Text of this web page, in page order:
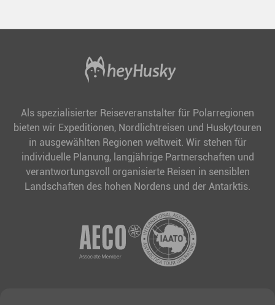
Als spezialisierter Reiseveranstalter für Polarregionen
bieten wir Expeditionen, Nordlichtreisen und Huskytouren
in ausgewählten Regionen weltweit. Wir stehen für
individuelle Planung, langjährige Partnerschaften und
verantwortungsvoll organisierte Reisen in sensiblen
Landschaften des hohen Nordens und der Antarktis.